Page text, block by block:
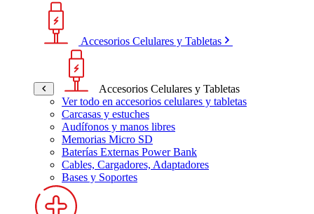
Accesorios Celulares y Tabletas
Accesorios Celulares y Tabletas
Ver todo en accesorios celulares y tabletas
Carcasas y estuches
Audífonos y manos libres
Memorias Micro SD
Baterías Externas Power Bank
Cables, Cargadores, Adaptadores
Bases y Soportes